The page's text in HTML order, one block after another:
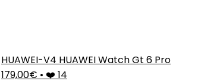
HUAWEI-V4 HUAWEI Watch Gt 6 Pro
179,00€ • ❤️ 14